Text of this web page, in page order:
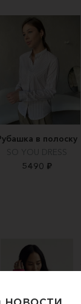
в полоску
SO YOU DRESS
5490 ₽